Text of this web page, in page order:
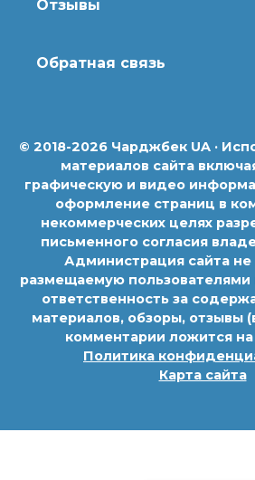
Отзывы
Обратная связь
© 2018-2026 Чарджбек UA ·
материалов сайта
графическую и видео
оформление страниц в
некоммерческих целях
письменного согласия
Администрация сайта не
размещаемую
ответственность за
материалов, обзоры, отзывы
комментарии ложится на
Политика
Карта сайта